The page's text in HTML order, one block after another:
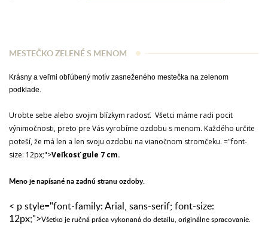
MESTEČKO ZELENÉ S MENOM
Krásny a veľmi obľúbený motív zasneženého mestečka na zelenom
podklade.
Urobte sebe alebo svojim blízkym radosť. Všetci máme radi pocit
výnimočnosti, preto pre Vás vyrobíme ozdobu s menom. Každého určite
poteší, že má len a len svoju ozdobu na vianočnom stromčeku. ="font-
size: 12px;">Veľkosť gule 7 cm.
Meno je napísané na zadnú stranu ozdoby.
< p style="font-family: Arial, sans-serif; font-size:
12px;">Všetko je ručná práca vykonaná do detailu, originálne spracovanie.